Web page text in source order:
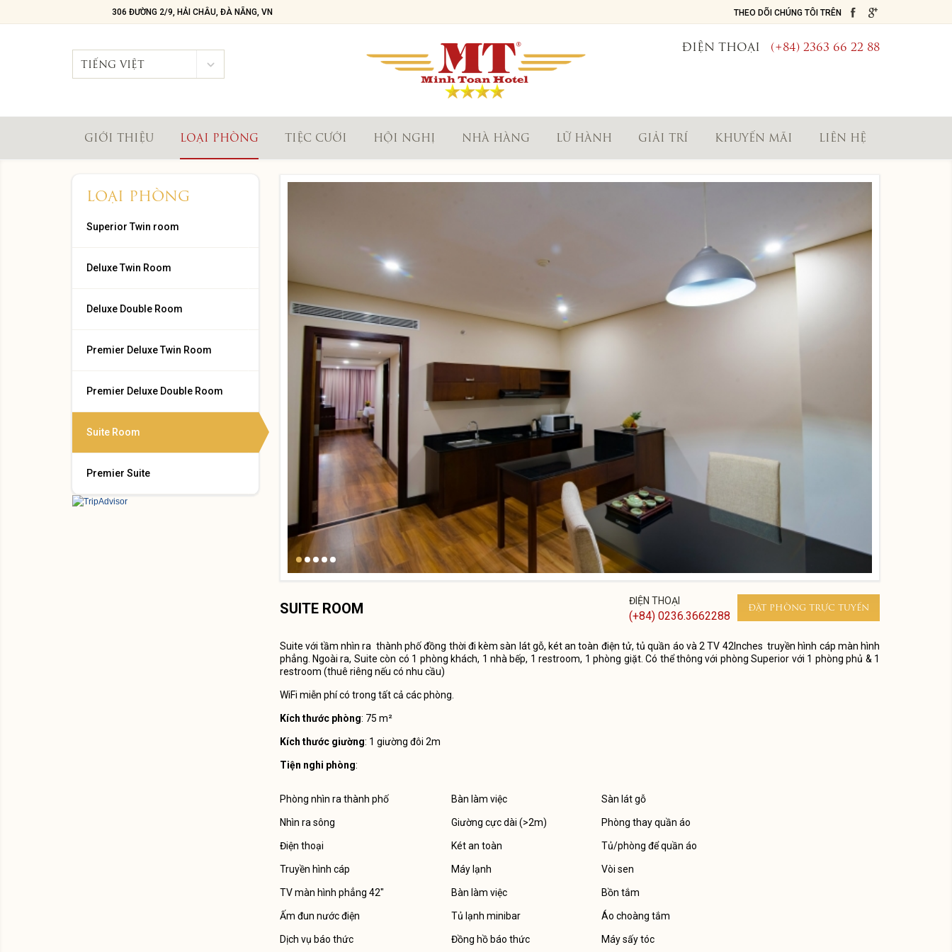
306 ĐƯỜNG 2/9, HẢI CHÂU, ĐÀ NẴNG, VN THEO DÕI CHÚNG TÔI TRÊN
TIẾNG VIỆT
ĐIỆN THOẠI (+84) 2363 66 22 88
GIỚI THIỆU LOẠI PHÒNG TIỆC CƯỚI HỘI NGHỊ NHÀ HÀNG LỮ HÀNH GIẢI TRÍ KHUYẾN MÃI LIÊN HỆ
LOẠI PHÒNG
Superior Twin room
Deluxe Twin Room
Deluxe Double Room
Premier Deluxe Twin Room
Premier Deluxe Double Room
Suite Room
Premier Suite
SUITE ROOM ĐIỆN THOẠI
(+84) 0236.3662288
ĐẶT PHÒNG TRỰC TUYẾN
Suite với tầm nhìn ra thành phố đồng thời đi kèm sàn lát gỗ, két an toàn điện tử, tủ quần áo và 2 TV 42Inches truyền hình cáp màn hình
phẳng. Ngoài ra, Suite còn có 1 phòng khách, 1 nhà bếp, 1 restroom, 1 phòng giặt. Có thể thông với phòng Superior với 1 phòng phủ & 1
restroom (thuê riêng nếu có nhu cầu)
WiFi miễn phí có trong tất cả các phòng.
Kích thước phòng: 75 m²
Kích thước giường: 1 giường đôi 2m
Tiện nghi phòng:
Phòng nhìn ra thành phố
Nhìn ra sông
Điện thoại
Truyền hình cáp
TV màn hình phẳng 42"
Ấm đun nước điện
Dịch vụ báo thức
Bàn làm việc
Giường cực dài (>2m)
Két an toàn
Máy lạnh
Bàn làm việc
Tủ lạnh minibar
Đồng hồ báo thức
Sàn lát gỗ
Phòng thay quần áo
Tủ/phòng để quần áo
Vòi sen
Bồn tắm
Áo choàng tắm
Máy sấy tóc